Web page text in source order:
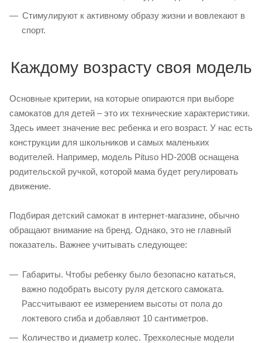
Стимулируют к активному образу жизни и вовлекают в
спорт.
Каждому возрасту своя модель
Основные критерии, на которые опираются при выборе
самокатов для детей – это их технические характеристики.
Здесь имеет значение вес ребенка и его возраст. У нас есть
конструкции для школьников и самых маленьких
водителей. Например, модель Pituso HD-200B оснащена
родительской ручкой, которой мама будет регулировать
движение.
Подбирая детский самокат в интернет-магазине, обычно
обращают внимание на бренд. Однако, это не главный
показатель. Важнее учитывать следующее:
Габариты. Чтобы ребенку было безопасно кататься,
важно подобрать высоту руля детского самоката.
Рассчитывают ее измерением высоты от пола до
локтевого сгиба и добавляют 10 сантиметров.
Количество и диаметр колес. Трехколесные модели